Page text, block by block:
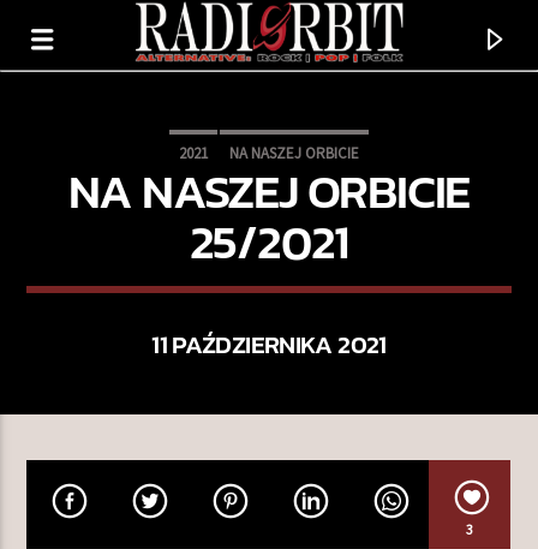
SPRINTER
TORRES
2021 NA NASZEJ ORBICIE
NA NASZEJ ORBICIE
25/2021
11 PAŹDZIERNIKA 2021
3